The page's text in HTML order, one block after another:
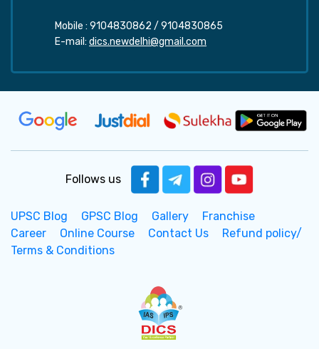
Mobile : 9104830862 / 9104830865
E-mail: dics.newdelhi@gmail.com
Follows us
UPSC Blog GPSC Blog Gallery
Franchise
Career
Online Course Contact Us
Refund policy/
Terms & Conditions